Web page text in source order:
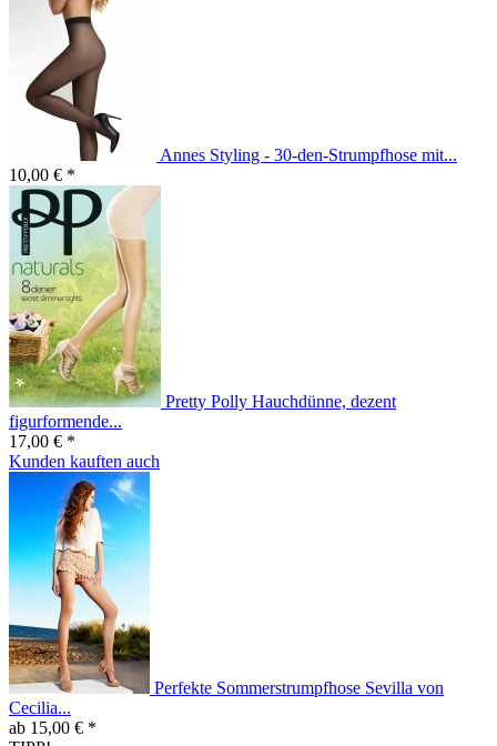
Annes Styling - 30-den-Strumpfhose mit...
10,00 € *
Pretty Polly Hauchdünne, dezent
figurformende...
17,00 € *
Kunden kauften auch
Perfekte Sommerstrumpfhose Sevilla von
Cecilia...
ab 15,00 € *